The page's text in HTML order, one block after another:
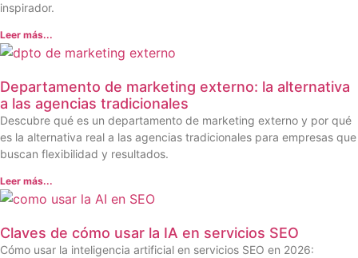
inspirador.
Leer más...
Departamento de marketing externo: la alternativa
a las agencias tradicionales
Descubre qué es un departamento de marketing externo y por qué
es la alternativa real a las agencias tradicionales para empresas que
buscan flexibilidad y resultados.
Leer más...
Claves de cómo usar la IA en servicios SEO
Cómo usar la inteligencia artificial en servicios SEO en 2026: